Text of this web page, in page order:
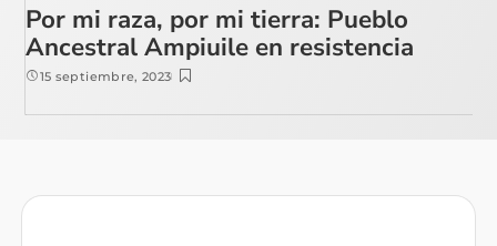
Por mi raza, por mi tierra: Pueblo
Ancestral Ampiuile en resistencia
15 septiembre, 2023